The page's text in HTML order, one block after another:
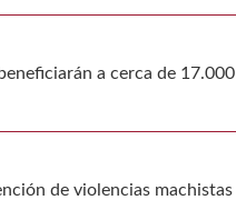
a cerca de 17.000
de violencias machistas